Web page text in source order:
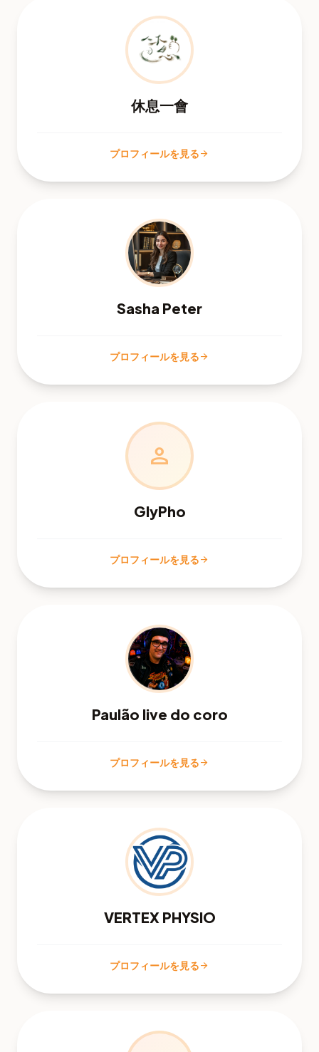
休息一會
プロフィールを見るarrow_forward
Sasha Peter
プロフィールを見るarrow_forward
person
GlyPho
プロフィールを見るarrow_forward
Paulão live do coro
プロフィールを見るarrow_forward
VERTEX PHYSIO
プロフィールを見るarrow_forward